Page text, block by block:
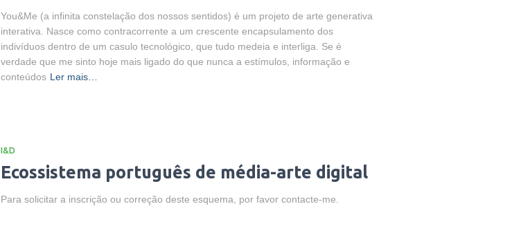
You&Me (a infinita constelação dos nossos sentidos) é um projeto de arte generativa
interativa. Nasce como contracorrente a um crescente encapsulamento dos
indivíduos dentro de um casulo tecnológico, que tudo medeia e interliga. Se é
verdade que me sinto hoje mais ligado do que nunca a estímulos, informação e
conteúdos Ler mais…
I&D
Ecossistema português de média-arte digital
Para solicitar a inscrição ou correção deste esquema, por favor contacte-me.